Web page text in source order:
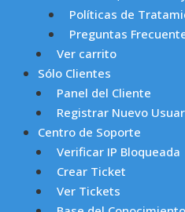
Políticas de
Preguntas
Ver carrito
Sólo Clientes
Panel del Cliente
Registrar Nuevo
Centro de Soporte
Verificar IP Bloqueada
Crear Ticket
Ver Tickets